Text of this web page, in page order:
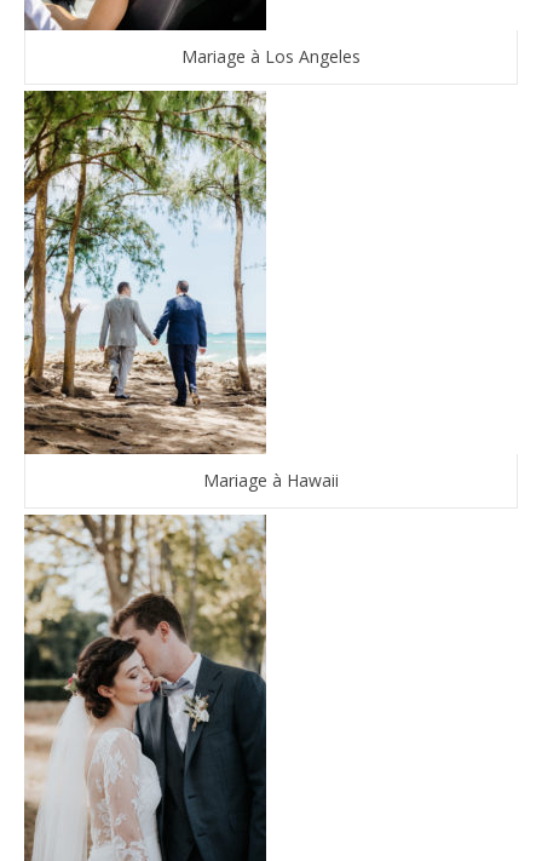
Mariage à Los Angeles
Mariage à Hawaii